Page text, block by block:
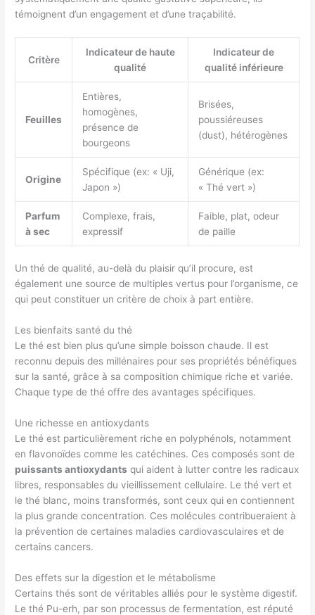
témoignent d’un engagement et d’une traçabilité.
Critère
Indicateur de haute
qualité
Indicateur de
qualité inférieure
Feuilles
Entières,
homogènes,
présence de
bourgeons
Brisées,
poussiéreuses
(dust), hétérogènes
Origine
Spécifique (ex: « Uji,
Japon »)
Générique (ex:
« Thé vert »)
Parfum
à sec
Complexe, frais,
expressif
Faible, plat, odeur
de paille
Un thé de qualité, au-delà du plaisir qu’il procure, est
également une source de multiples vertus pour l’organisme, ce
qui peut constituer un critère de choix à part entière.
Les bienfaits santé du thé
Le thé est bien plus qu’une simple boisson chaude. Il est
reconnu depuis des millénaires pour ses propriétés bénéfiques
sur la santé, grâce à sa composition chimique riche et variée.
Chaque type de thé offre des avantages spécifiques.
Une richesse en antioxydants
Le thé est particulièrement riche en polyphénols, notamment
en flavonoïdes comme les catéchines. Ces composés sont de
puissants antioxydants qui aident à lutter contre les radicaux
libres, responsables du vieillissement cellulaire. Le thé vert et
le thé blanc, moins transformés, sont ceux qui en contiennent
la plus grande concentration. Ces molécules contribueraient à
la prévention de certaines maladies cardiovasculaires et de
certains cancers.
Des effets sur la digestion et le métabolisme
Certains thés sont de véritables alliés pour le système digestif.
Le thé Pu-erh, par son processus de fermentation, est réputé